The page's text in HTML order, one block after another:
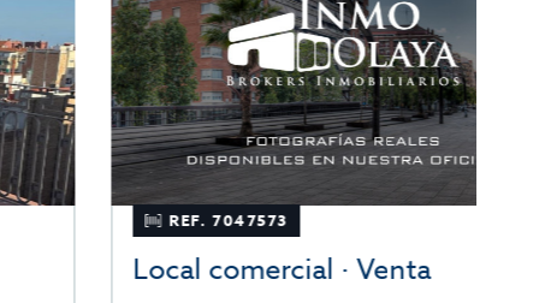
REF. 7047573
Local comercial · Venta